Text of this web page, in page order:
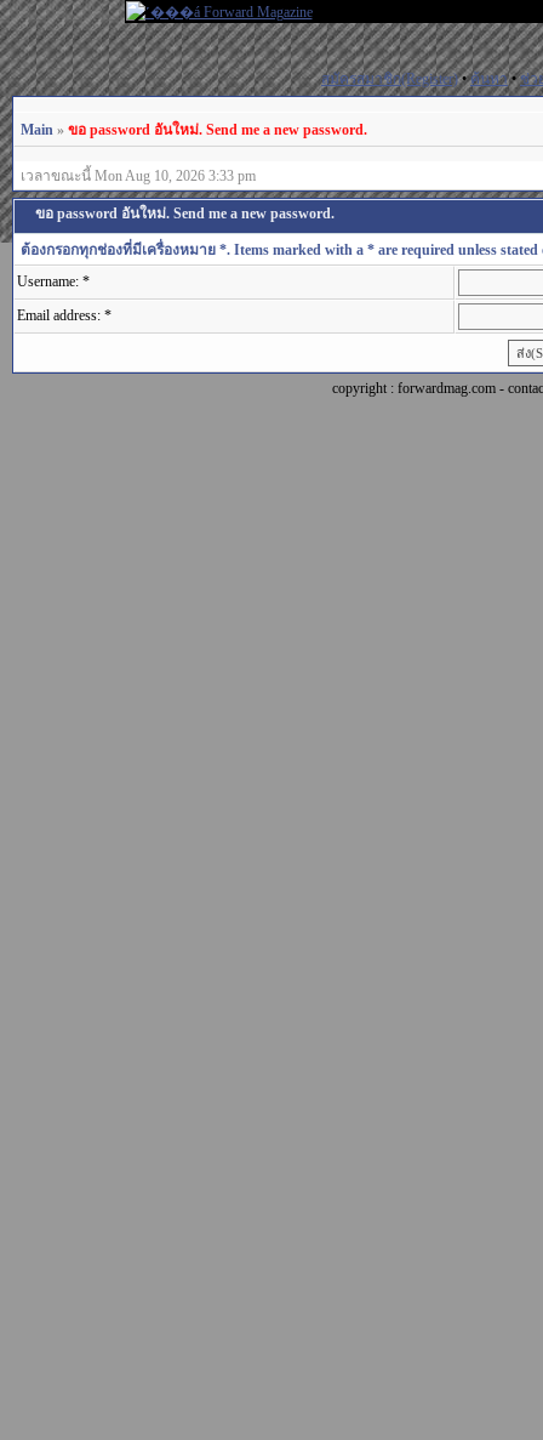
สมัครสมาชิก(Register)•ค้นหา•ช่ว
Main » ขอ password อันใหม่. Send me a new password.
เวลาขณะนี้ Mon Aug 10, 2026 3:33 pm
ขอ password อันใหม่. Send me a new password.
ต้องกรอกทุกช่องที่มีเครื่องหมาย *. Items marked with a * are required unless stated
Username: *
Email address: *
copyright : forwardmag.com -